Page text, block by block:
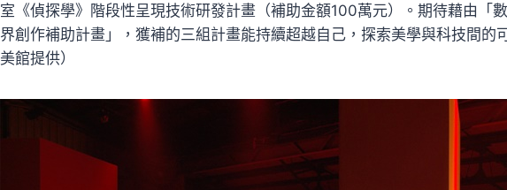
室《偵探學》階段性呈現技術研發計畫（補助金額100萬元）。期待藉由「
界創作補助計畫」，獲補的三組計畫能持續超越自己，探索美學與科技間的
美館提供）